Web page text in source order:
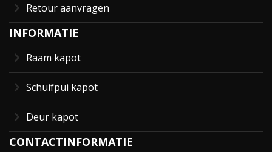
Retour aanvragen
INFORMATIE
Raam kapot
Schuifpui kapot
Deur kapot
CONTACTINFORMATIE